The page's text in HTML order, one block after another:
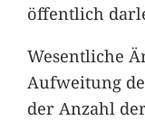
öffentlich
Wesentliche
Aufweitung
der Anzahl